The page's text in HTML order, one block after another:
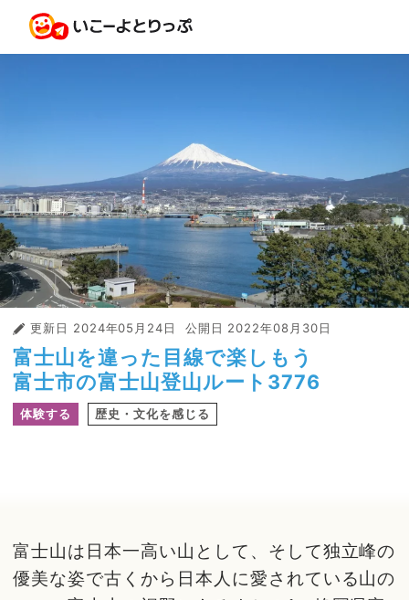
更新日 2024年05月24日 公開日 2022年08月30日
富士山を違った目線で楽しもう
富士市の富士山登山ルート3776
体験する 歴史・文化を感じる
富士山は日本一高い山として、そして独立峰の
優美な姿で古くから日本人に愛されている山の